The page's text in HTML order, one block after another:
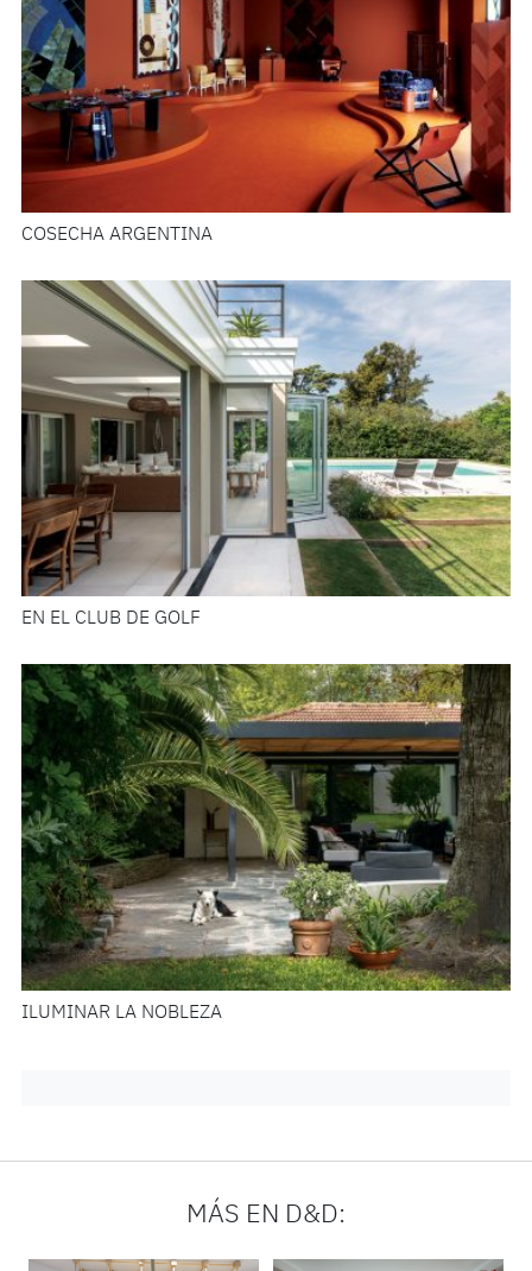
COSECHA ARGENTINA
EN EL CLUB DE GOLF
ILUMINAR LA NOBLEZA
MÁS EN D&D: